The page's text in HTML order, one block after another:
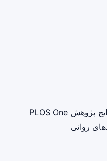
درک تجربه‌های غیرعادی: نتایج پژوهش PLOS One
روانی